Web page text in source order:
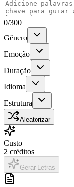
0/300
Gênero
Emoção
Duração
Idioma
Estrutura
Aleatorizar
Custo
2 créditos
Gerar Letras